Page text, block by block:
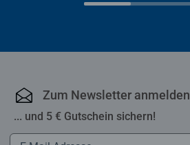
Zum Newsletter anmelden
... und 5 € Gutschein sichern!